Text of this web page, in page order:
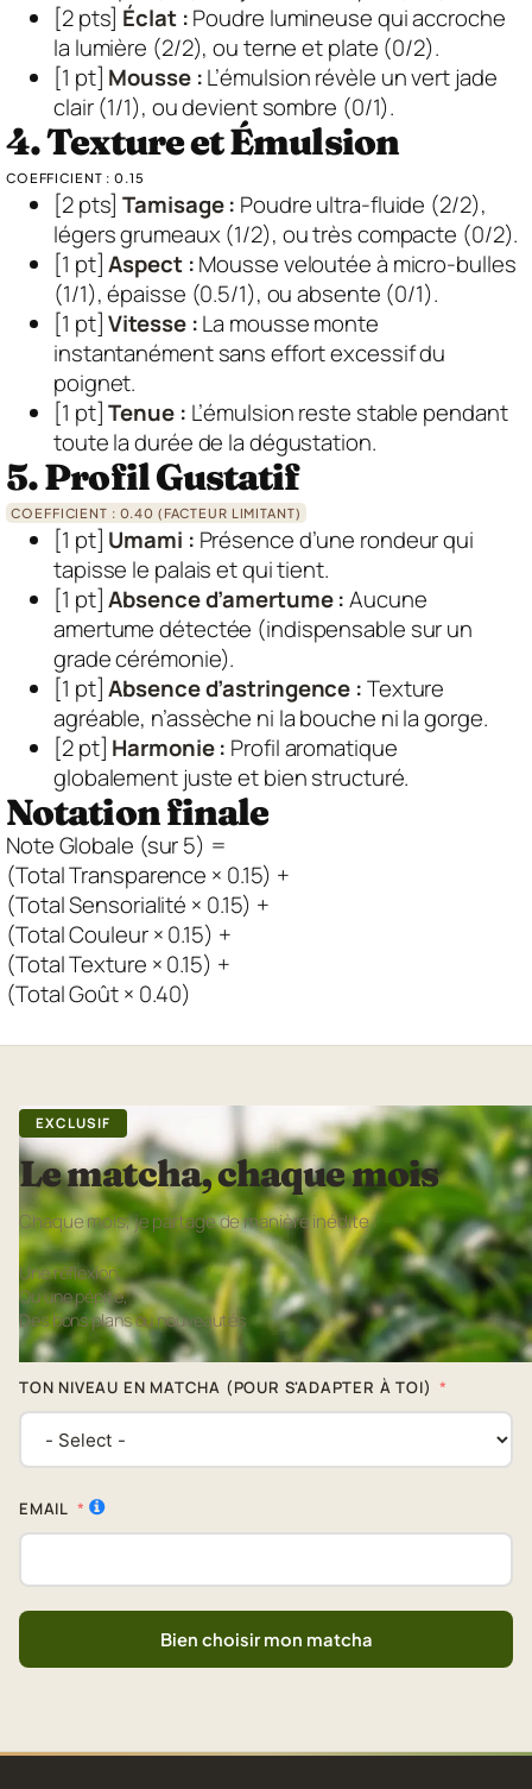
[2 pts] Éclat :Poudre lumineuse qui accroche
la lumière (2/2), ou terne et plate (0/2).
[1 pt] Mousse :L’émulsion révèle un vert jade
clair (1/1), ou devient sombre (0/1).
4. Texture et Émulsion
COEFFICIENT : 0.15
[2 pts] Tamisage : Poudre ultra-fluide (2/2),
légers grumeaux (1/2), ou très compacte (0/2).
[1 pt] Aspect :Mousse veloutée à micro-bulles
(1/1), épaisse (0.5/1), ou absente (0/1).
[1 pt] Vitesse :La mousse monte
instantanément sans effort excessif du
poignet.
[1 pt] Tenue : L’émulsion reste stable pendant
toute la durée de la dégustation.
5. Profil Gustatif
COEFFICIENT : 0.40 (FACTEUR LIMITANT)
[1 pt] Umami : Présence d’une rondeur qui
tapisse le palais et qui tient.
[1 pt] Absence d’amertume :Aucune
amertume détectée (indispensable sur un
grade cérémonie).
[1 pt] Absence d’astringence :Texture
agréable, n’assèche ni la bouche ni la gorge.
[2 pt] Harmonie : Profil aromatique
globalement juste et bien structuré.
Notation finale
Note Globale (sur 5) =
(Total Transparence × 0.15) +
(Total Sensorialité × 0.15) +
(Total Couleur ×0.15) +
(Total Texture ×0.15) +
(Total Goût × 0.40)
EXCLUSIF
Le matcha, chaque mois
Chaque mois, je partage de manière inédite :
Une réflexion,
Ou une pépite,
Des bons plans ou nouveautés
TON NIVEAU EN MATCHA (POUR S'ADAPTER À TOI)
EMAIL
Bien choisir mon matcha